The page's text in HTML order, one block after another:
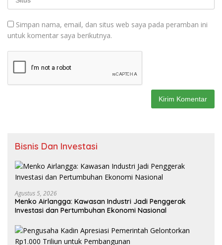
Simpan nama, email, dan situs web saya pada peramban ini
untuk komentar saya berikutnya.
Bisnis Dan Investasi
Agustus 5, 2026
Menko Airlangga: Kawasan Industri Jadi Penggerak
Investasi dan Pertumbuhan Ekonomi Nasional